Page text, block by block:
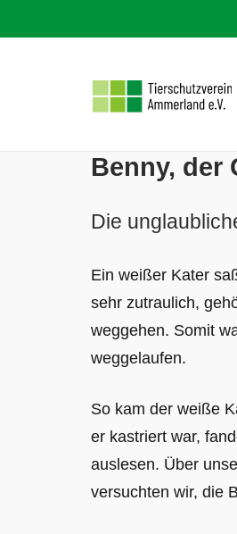
Benny, der
Die
Ein weißer Kater
sehr zutraulich,
weggehen. Somit
weggelaufen.
So kam der weiße
er kastriert war,
auslesen. Über
versuchten wir, die